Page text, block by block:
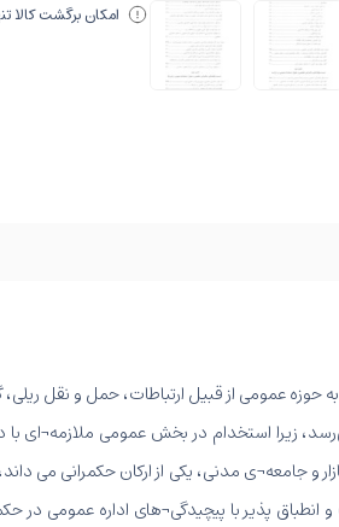
امکان برگشت کالا
به حوزه عمومی از قبیل ارتباطات، حمل و
زیرا استخدام در بخش عمومی ملازمه¬ای با
و جامعه¬ی مدنی، یکی از ارکان حکمرانی
پذیر با پیچیدگی¬های اداره عمومی